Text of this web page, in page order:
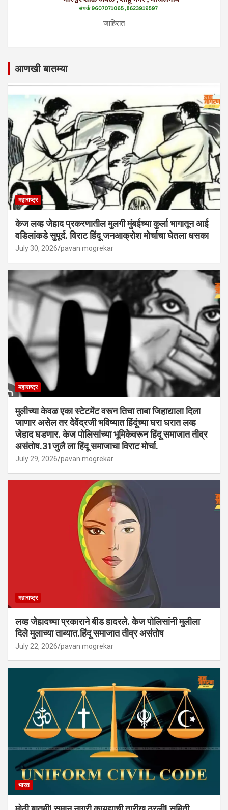
जाहिरात
आणखी बातम्या
महाराष्ट्र
केज लव्ह जेहाद प्रकरणातील मुलगी मुंबईच्या कुर्ला भागातून आई
वडिलांकडे सुपूर्द. विराट हिंदू जनआक्रोश मोर्चाचा घेतला धसका
July 30, 2026 pavan mogrekar
महाराष्ट्र
मुलीच्या केवळ एका स्टेटमेंट वरून तिचा ताबा जिहाद्याला दिला
जाणार असेल तर देवेंद्रजी भविष्यात हिंदूंच्या घरा घरात लव्ह
जेहाद घडणार. केज पोलिसांच्या भूमिकेवरून हिंदू समाजात तीव्र
असंतोष.31जुलै ला हिंदू समाजाचा विराट मोर्चा.
July 29, 2026 pavan mogrekar
महाराष्ट्र
लव्ह जेहादच्या प्रकाराने बीड हादरले. केज पोलिसांनी मुलीला
दिले मुलाच्या ताब्यात.हिंदू समाजात तीव्र असंतोष
July 22, 2026 pavan mogrekar
भारत